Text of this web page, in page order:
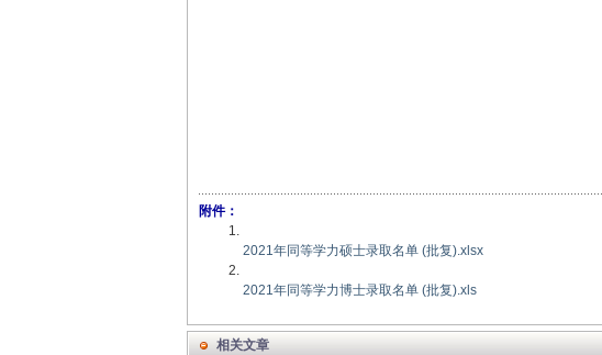
附件：
2021年同等学力硕士录取名单 (批复).xlsx
2021年同等学力博士录取名单 (批复).xls
相关文章